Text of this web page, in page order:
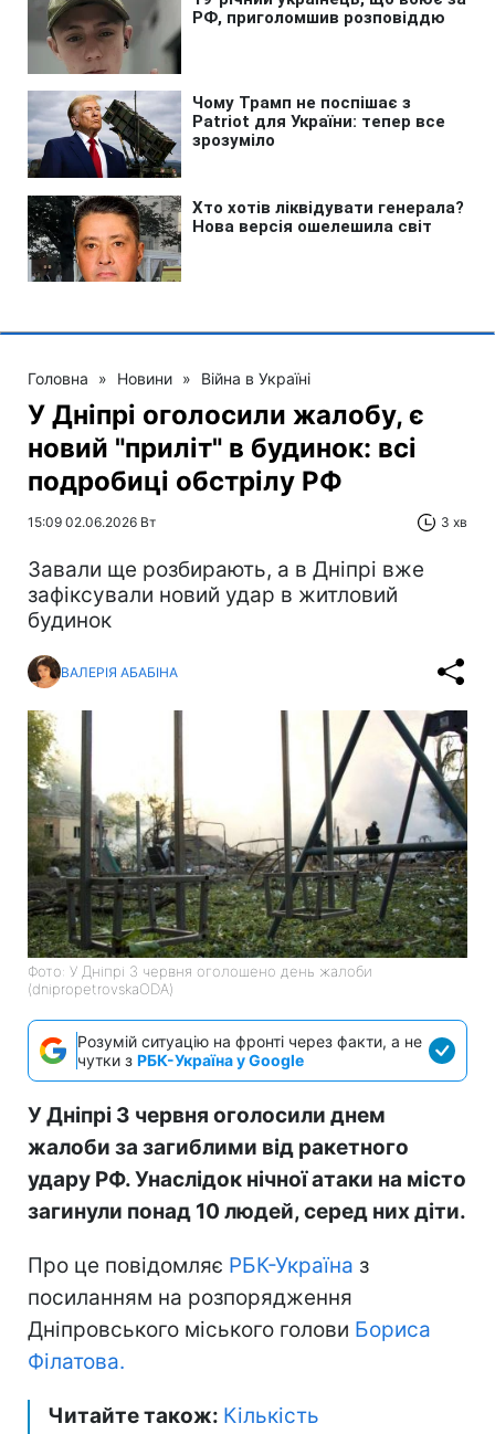
Головна » Новини » Війна в Україні
У Дніпрі оголосили жалобу, є
новий "приліт" в будинок: всі
подробиці обстрілу РФ
15:09 02.06.2026 Вт 3 хв
Завали ще розбирають, а в Дніпрі вже
зафіксували новий удар в житловий
будинок
ВАЛЕРІЯ АБАБІНА
Фото: У Дніпрі 3 червня оголошено день жалоби
(dnipropetrovskaODA)
Розумій ситуацію на фронті через факти, а не
чутки з РБК-Україна у Google
У Дніпрі 3 червня оголосили днем
жалоби за загиблими від ракетного
удару РФ. Унаслідок нічної атаки на місто
загинули понад 10 людей, серед них діти.
Про це повідомляє РБК-Україна з
посиланням на розпорядження
Дніпровського міського голови Бориса
Філатова.
Читайте також: Кількість